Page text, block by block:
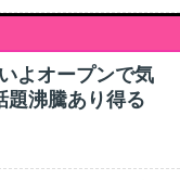
よオープンで気
沸騰あり得る